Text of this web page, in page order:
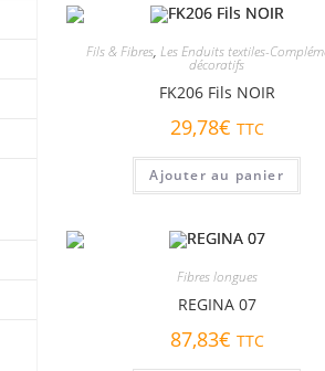
Fils & Fibres,Les Enduits textiles-
décoratifs
FK206 Fils NOIR
29,78€ TTC
Ajouter au panier
Fibres longues
REGINA 07
87,83€ TTC